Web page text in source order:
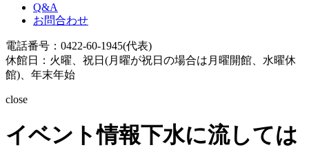
Q&A
お問合わせ
電話番号：0422-60-1945(代表)
休館日：火曜、祝日(月曜が祝日の場合は月曜開館、水曜休
館)、年末年始
close
イベント情報下水に流しては